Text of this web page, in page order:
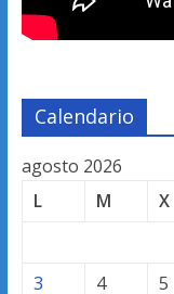
Calendario
agosto 2026
L
M X
3
4 5